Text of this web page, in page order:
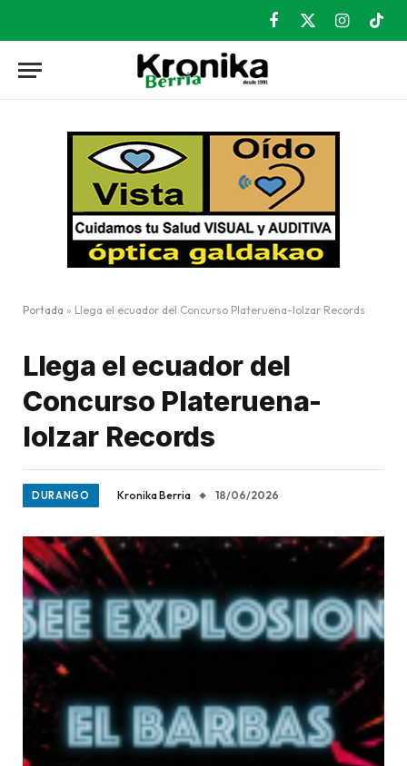
Facebook
X
Instagram
Portada » Llega el ecuador del Concurso Plateruena-loIzar Records
Llega el ecuador del
Concurso Plateruena-
loIzar Records
DURANGO Kronika Berria 18/06/2026